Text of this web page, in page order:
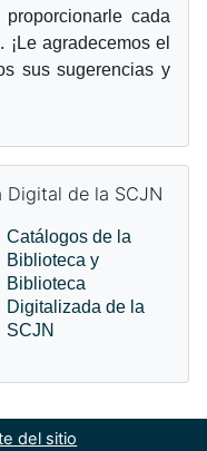
cada
agradecemos el
sus sugerencias y
de la SCJN
Catálogos de la
Biblioteca y
Biblioteca
Digitalizada de la
SCJN
del sitio